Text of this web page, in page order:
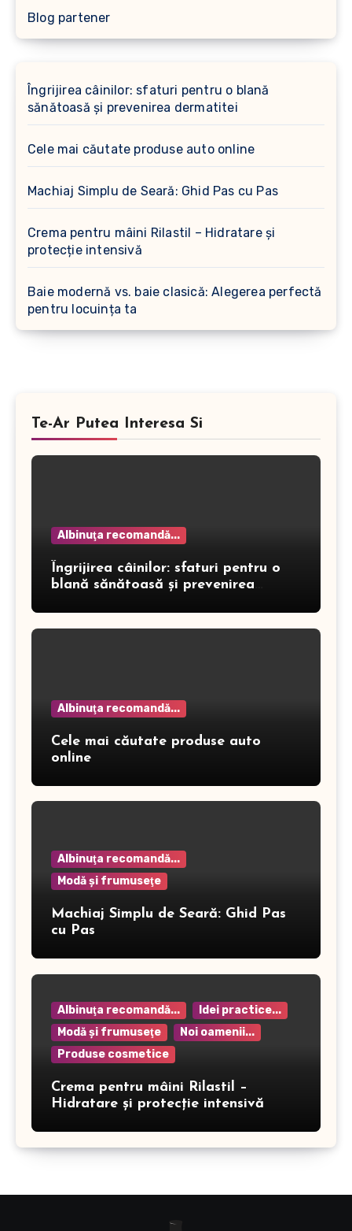
Blog partener
Îngrijirea câinilor: sfaturi pentru o blană
sănătoasă și prevenirea dermatitei
Cele mai căutate produse auto online
Machiaj Simplu de Seară: Ghid Pas cu Pas
Crema pentru mâini Rilastil – Hidratare și
protecție intensivă
Baie modernă vs. baie clasică: Alegerea perfectă
pentru locuința ta
Te-Ar Putea Interesa Si
Albinuţa recomandă...
Îngrijirea câinilor: sfaturi pentru o
blană sănătoasă și prevenirea
Albinuţa recomandă...
Cele mai căutate produse auto
online
Albinuţa recomandă...
Modă şi frumuseţe
Machiaj Simplu de Seară: Ghid Pas
cu Pas
Albinuţa recomandă...
Idei practice...
Modă şi frumuseţe
Noi oamenii...
Produse cosmetice
Crema pentru mâini Rilastil –
Hidratare și protecție intensivă